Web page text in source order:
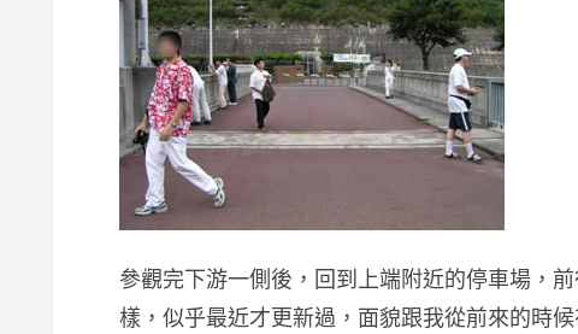
參觀完下游一側後，回到上端附近的停車場，
樣，似乎最近才更新過，面貌跟我從前來的時